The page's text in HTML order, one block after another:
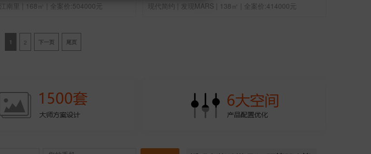
南里 | 168㎡ | 全案价:504000元 现代简约 | 发现MARS | 138㎡ | 全案价:414000元
1 2 下一页 尾页